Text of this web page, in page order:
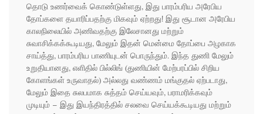
தொடு உணர்வைக் கொண்டுள்ளது, இது பாரம்பரிய அரேபிய
தோப்களை தயாரிப்பதற்கு மிகவும் ஏற்றது! இது சூடான அரேபிய
காலநிலையில் அணிவதற்கு இலேசானது மற்றும்
சுவாசிக்கக்கூடியது, மேலும் இதன் மென்மை தோப்பை அழகாக
சாய்த்து, பாரம்பரிய பாணியுடன் பொருந்தும். இந்த துணி மேலும்
உறுதியானது, எளிதில் பில்லிங் (துணியின் மேற்பரப்பில் சிறிய
கோளங்கள் உருவாதல்) அல்லது வண்ணம் மங்குதல் ஏற்படாது,
மேலும் இதை சுலபமாக சுத்தம் செய்யவும், பராமரிக்கவும்
முடியும் – இது இயந்திரத்தில் சலவை செய்யக்கூடியது மற்றும்